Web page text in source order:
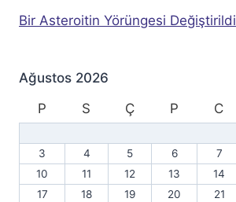
Bir Asteroitin Yörüngesi Değiştirildi
Ağustos 2026
P
S Ç P C
3
4 5 6 7
10
11 12 13 14
17
18 19 20 21